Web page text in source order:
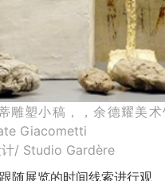
雕塑小稿，，余德耀美
Giacometti
/ Studio Gardère
随展览的时间线索进行观